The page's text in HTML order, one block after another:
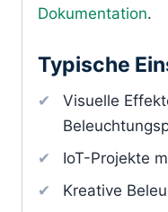
Dokumentation.
Typische
Visuelle
IoT-Projekte
Kreative